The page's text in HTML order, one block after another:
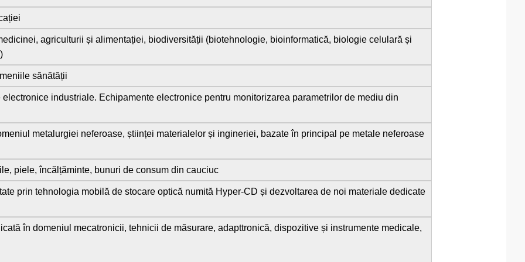
agriculturii și alimentației, biodiversității (biotehnologie, bioinformatică, biologie celulară și
sănătății
industriale. Echipamente electronice pentru monitorizarea parametrilor de mediu din
metalurgiei neferoase, științei materialelor și ingineriei, bazate în principal pe metale neferoase
piele, încălțăminte, bunuri de consum din cauciuc
prin tehnologia mobilă de stocare optică numită Hyper-CD și dezvoltarea de noi materiale dedicate
în domeniul mecatronicii, tehnicii de măsurare, adapttronică, dispozitive și instrumente medicale,